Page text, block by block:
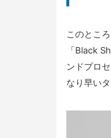
このとこ
「Black
ンドプロ
なり早い